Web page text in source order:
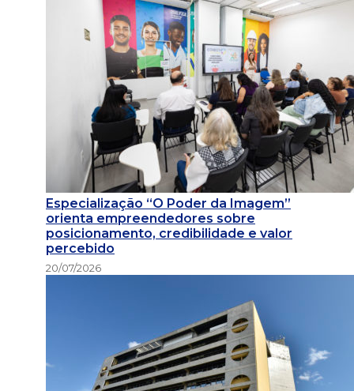
Especialização “O Poder da Imagem”
orienta empreendedores sobre
posicionamento, credibilidade e valor
percebido
20/07/2026